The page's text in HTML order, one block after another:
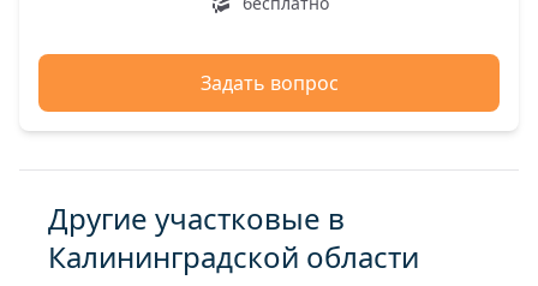
Краснознаменский р-н Пугачево п
Краснознаменский р-н Садовое п
Краснознаменский р-н Тимофеево п
Задать вопрос
Другие участковые в
Калининградской области